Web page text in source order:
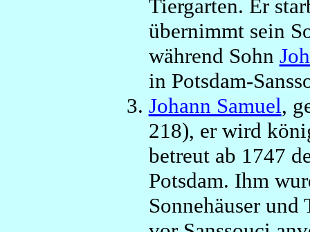
Tiergarten. Er
übernimmt sein
während Sohn
in Potsdam-
Johann Samuel,
218), er wird
betreut ab 1747
Potsdam. Ihm
Sonnehäuser und